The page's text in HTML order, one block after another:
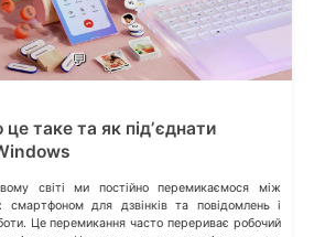
💬
таке та як підʼєднати
світі ми постійно перемикаємося між
смартфоном для дзвінків та повідомлень і
Це перемикання часто перериває робочий